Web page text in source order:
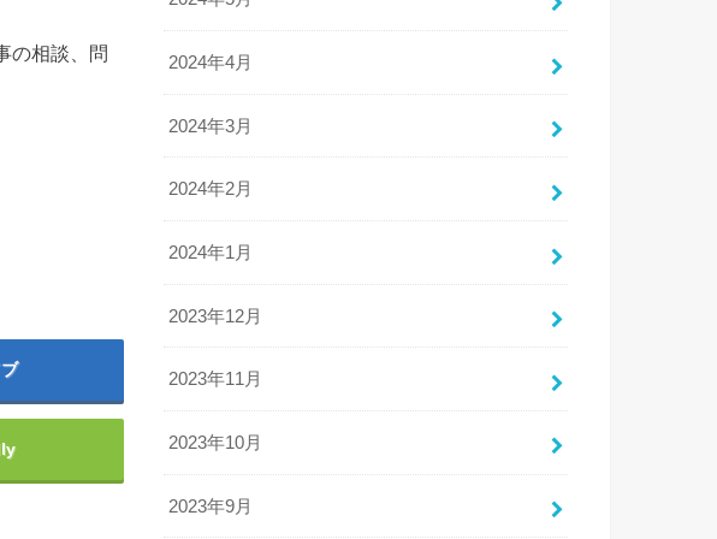
の相談、問
2024年4月
2024年3月
2024年2月
2024年1月
2023年12月
2023年11月
2023年10月
2023年9月